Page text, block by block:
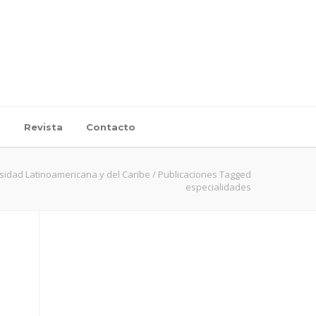
Revista Contacto
Latinoamericana y del Caribe / Publicaciones Tagged
especialidades